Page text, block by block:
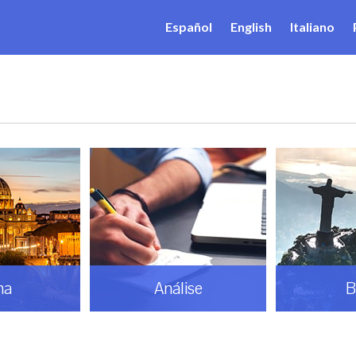
Español English Italiano
Análise